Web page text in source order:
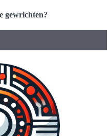
gewrichten?